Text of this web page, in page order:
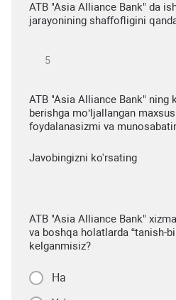
ATB "Asia Alliance Bank" da
jarayonining shaffofligini
ATB "Asia Alliance Bank" ning
berishga mo‘ljallangan
foydalanasizmi va
Javobingizni ko'rsating
ATB "Asia Alliance Bank"
va boshqa holatlarda “tanish-
kelganmisiz?
Ha